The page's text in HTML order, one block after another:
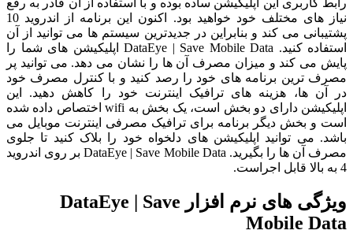
نیاز های مختلف خود خواهید بود. اکنون این برنامه از اندروید 10
پشتیبانی می کند و بنابراین در جدیدترین سیستم ها می توانید از آن
استفاده کنید. DataEye | Save Mobile Data اپلیکیشن های شما را
پایش می کند و میزان مصرف آن ها را نشان می دهد. می توانید پر
مصرف ترین برنامه های خود را رصد کنید و با کنترل مصرف خود
در آن ها، هزینه های ترافیک اینترنت خود را کاهش دهید. این
اپلیکیشن دارای دو بخش است، یک بخش به wifi اختصاص داده شده
است و بخش دیگر برنامه برای ترافیک مصرفی اینترنت موبایل می
باشد. می توانید اپلیکیشن های دلخواه خود را بلاک کنید تا جلوی
مصرف آن ها را بگیرید. DataEye | Save Mobile Data بر روی اندروید
4 به بالا قابل اجراست.
ویژگی های نرم افزار DataEye | Save
Mobile Data